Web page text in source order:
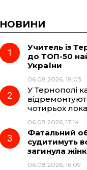
НОВИНИ
Учитель із
до ТОП-50
України
06.08.2026, 18:03
У Тернополі
чотирьох
06.08.2026, 17:14
Фатальний
судитимуть
загинула
06.08.2026, 16:09